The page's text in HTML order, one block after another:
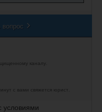
вопрос
каналу.
с вами свяжется юрист.
условиями